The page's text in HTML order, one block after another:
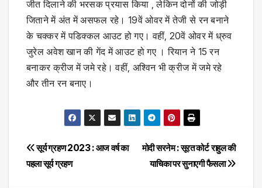
जीत दिलाने की भरसक प्रयास किया , लेकिन दोनों की जोड़ी
जिताने में अंत में असफल रहे। 19वें ओवर में तेजी से रन बनाने
के चक्कर में पडिक्कल आउट हो गए। वहीं, 20वें ओवर में ध्रुव
जुरेल अवेश खान की गेंद में आउट हो गए । रियान ने 15 रन
बनाकर क्रीज में जमे रहे। वहीं, अश्विन भी क्रीज में जमे रहे
और तीन रन बनाए।
Post
navigation
मोदी सरनेम : सूरत कोर्ट राहुल की
याचिका पर सुनाएगी फैसला
सूर्य ग्रहण 2023 : आज वर्ष का
पहला सूर्य ग्रहण